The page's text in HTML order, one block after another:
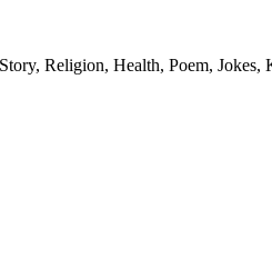
Religion, Health, Poem, Jokes,